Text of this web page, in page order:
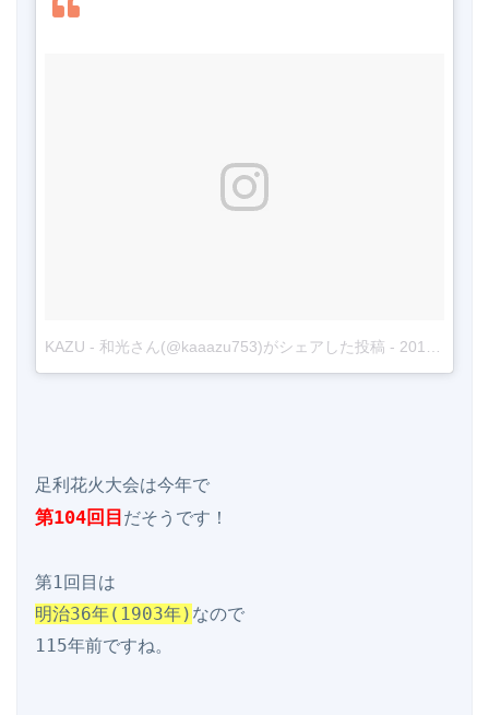
KAZU - 和光さん(@kaaazu753)がシェアした投稿 - 2017年 8月月10日午後4時02分PDT
第104回目 だそうです！
明治36年(1903年) なので
115年前ですね。